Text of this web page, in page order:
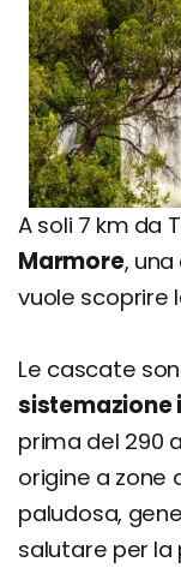
A soli 7 km da
Marmore,
vuole scoprire
Le cascate
sistemazione
prima del 290
origine a zone
paludosa,
salutare per la